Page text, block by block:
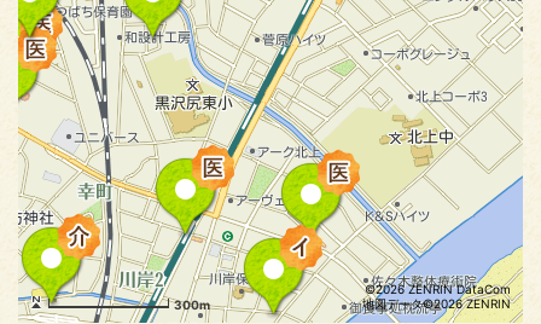
300m
©2026 ZENRIN DataCom
地図データ©2026 ZENRIN